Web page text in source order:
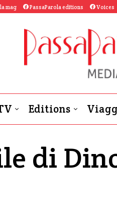
mag PassaParola editions Voices
Editions
di Dino